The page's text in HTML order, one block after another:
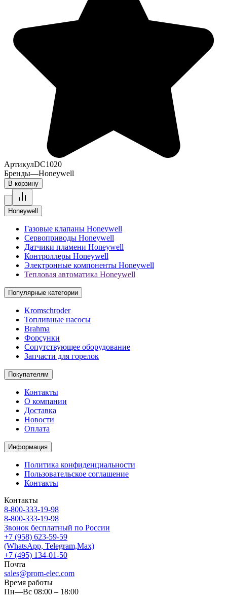
АртикулDC1020
Бренды—Honeywell
В корзину
Honeywell
Газовые клапаны Honeywell
Сервоприводы Honeywell
Датчики пламени Honeywell
Контроллеры Honeywell
Электронные компоненты Honeywell
Тепловая автоматика Honeywell
Популярные категории
Kromschroder
Топливные насосы
Brahma
Форсунки
Сопутствующее оборудование
Запчасти для горелок
Покупателям
Контакты
О компании
Доставка
Новости
Оплата
Информация
Политика конфиденциальности
Пользовательское соглашение
Контакты
Контакты
8-800-333-19-98
8-800-333-19-98
Звонок бесплатный по России
+7 (958) 623-59-59
(WhatsApp, Telegram,Max)
+7 (495) 134-01-50
Почта
sales@prom-elec.com
Время работы
Пн—Вс 08:00 – 18:00